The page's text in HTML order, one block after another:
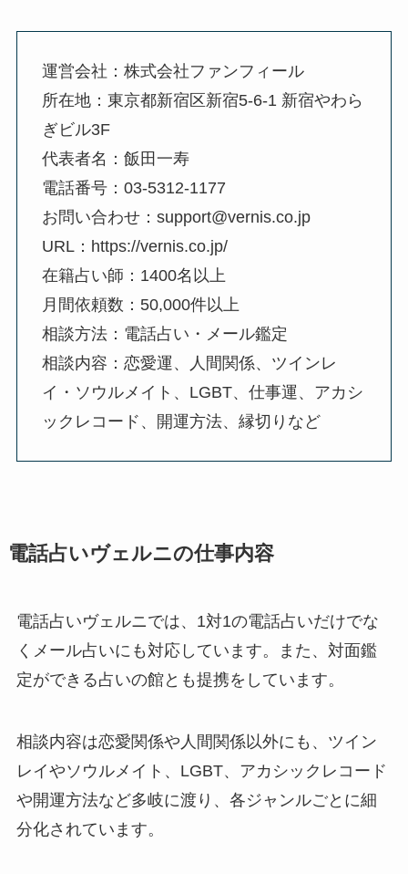
運営会社：株式会社ファンフィール
所在地：東京都新宿区新宿5-6-1 新宿やわら
ぎビル3F
代表者名：飯田一寿
電話番号：03-5312-1177
お問い合わせ：support@vernis.co.jp
URL：https://vernis.co.jp/
在籍占い師：1400名以上
月間依頼数：50,000件以上
相談方法：電話占い・メール鑑定
相談内容：恋愛運、人間関係、ツインレ
イ・ソウルメイト、LGBT、仕事運、アカシ
ックレコード、開運方法、縁切りなど
電話占いヴェルニの仕事内容
電話占いヴェルニでは、1対1の電話占いだけでな
くメール占いにも対応しています。また、対面鑑
定ができる占いの館とも提携をしています。
相談内容は恋愛関係や人間関係以外にも、ツイン
レイやソウルメイト、LGBT、アカシックレコード
や開運方法など多岐に渡り、各ジャンルごとに細
分化されています。